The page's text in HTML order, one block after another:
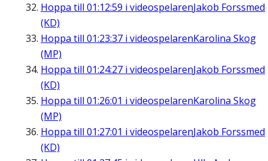
Hoppa till 01:12:59 i videospelarenJakob Forssmed
(KD)
Hoppa till 01:23:37 i videospelarenKarolina Skog
(MP)
Hoppa till 01:24:27 i videospelarenJakob Forssmed
(KD)
Hoppa till 01:26:01 i videospelarenKarolina Skog
(MP)
Hoppa till 01:27:01 i videospelarenJakob Forssmed
(KD)